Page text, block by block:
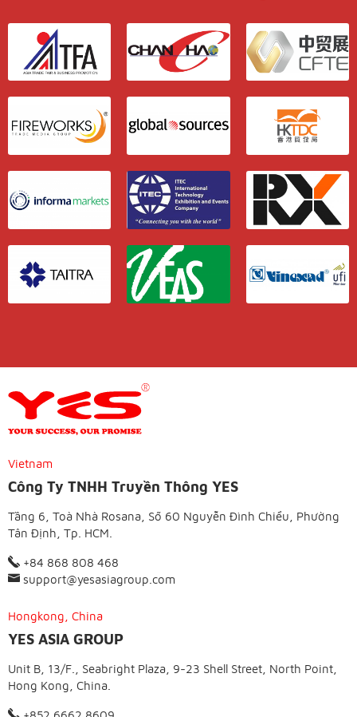
Vietnam
Công Ty TNHH Truyền Thông YES
Tầng 6, Toà Nhà Rosana, Số 60 Nguyễn Đình Chiểu, Phường
Tân Định, Tp. HCM.
+84 868 808 468
support@yesasiagroup.com
Hongkong, China
YES ASIA GROUP
Unit B, 13/F., Seabright Plaza, 9-23 Shell Street, North Point,
Hong Kong, China.